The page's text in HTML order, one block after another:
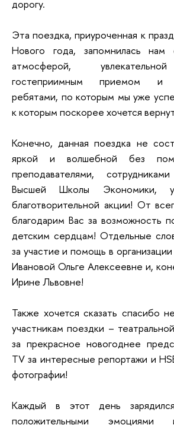
дорогу.
Эта поездка, приуроченная к
Нового года, запомнилась нам
атмосферой,
гостеприимным приемом и
ребятами, по которым мы уже
к которым поскорее хочется
Конечно, данная поездка не
яркой и волшебной без
преподавателями,
Высшей Школы Экономики,
благотворительной акции! От
благодарим Вас за возможность
детским сердцам! Отдельные
за участие и помощь в
Ивановой Ольге Алексеевне и,
Ирине Львовне!
Также хочется сказать спасибо
участникам поездки –
за прекрасное новогоднее
TV за интересные репортажи и
фотографии!
Каждый в этот день
положительными эмоциями